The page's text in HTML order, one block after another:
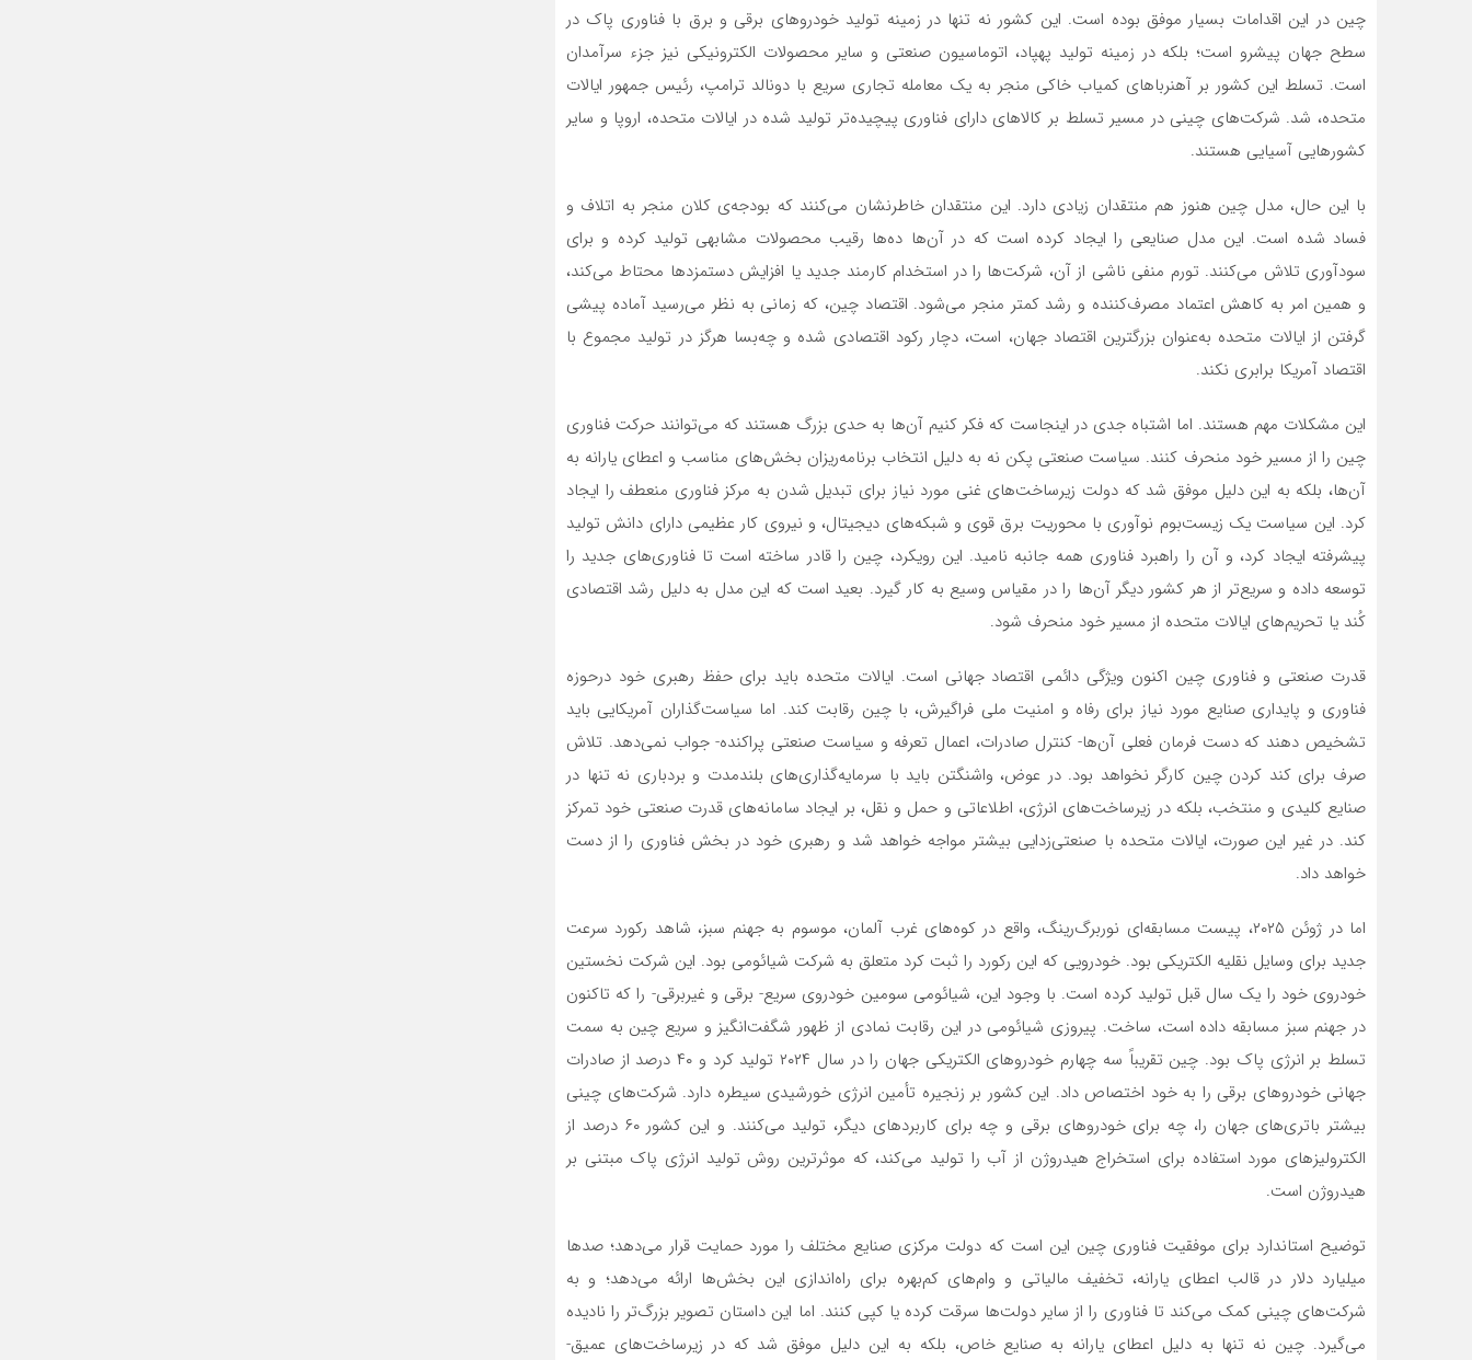
چین در این اقدامات بسیار موفق بوده است. این کشور نه تنها در زمینه تولید خودروهای برقی و برق با فناوری پاک در
سطح جهان پیشرو است؛ بلکه در زمینه تولید پهپاد، اتوماسیون صنعتی و سایر محصولات الکترونیکی نیز جزء سرآمدان
است. تسلط این کشور بر آهنرباهای کمیاب خاکی منجر به یک معامله تجاری سریع با دونالد ترامپ، رئیس جمهور ایالات
متحده، شد. شرکت‌های چینی در مسیر تسلط بر کالاهای دارای فناوری پیچیده‌تر تولید شده در ایالات متحده، اروپا و سایر
کشورهایی آسیایی هستند.
با این حال، مدل چین هنوز هم منتقدان زیادی دارد. این منتقدان خاطرنشان می‌کنند که بودجه‌ی کلان منجر به اتلاف و
فساد شده است. این مدل صنایعی را ایجاد کرده است که در آن‌ها ده‌ها رقیب محصولات مشابهی تولید کرده و برای
سودآوری تلاش می‌کنند. تورم منفی ناشی از آن، شرکت‌ها را در استخدام کارمند جدید یا افزایش دستمزدها محتاط می‌کند،
و همین امر به کاهش اعتماد مصرف‌کننده و رشد کمتر منجر می‌شود. اقتصاد چین، که زمانی به نظر می‌رسید آماده‌ پیشی
گرفتن از ایالات متحده به‌عنوان بزرگترین اقتصاد جهان، است، دچار رکود اقتصادی شده و چه‌بسا هرگز در تولید مجموع با
اقتصاد آمریکا برابری نکند.
این مشکلات مهم هستند. اما اشتباه جدی در اینجاست که فکر کنیم آن‌ها به حدی بزرگ هستند که می‌توانند حرکت فناوری
چین را از مسیر خود منحرف کنند. سیاست صنعتی پکن نه به دلیل انتخاب برنامه‌ریزان بخش‌های مناسب و اعطای یارانه به
آن‌ها، بلکه به این دلیل موفق شد که دولت زیرساخت‌های غنی مورد نیاز برای تبدیل شدن به مرکز فناوری منعطف را ایجاد
کرد. این سیاست یک زیست‌بوم نوآوری با محوریت برق قوی و شبکه‌های دیجیتال، و نیروی کار عظیمی دارای دانش تولید
پیشرفته ایجاد کرد، و آن را راهبرد فناوری همه جانبه نامید. این رویکرد، چین را قادر ساخته است تا فناوری‌های جدید را
توسعه داده و سریع‌تر از هر کشور دیگر آن‌ها را در مقیاس وسیع به کار گیرد. بعید است که این مدل به دلیل رشد اقتصادی
کُند یا تحریم‌های ایالات متحده از مسیر خود منحرف شود.
قدرت صنعتی و فناوری چین اکنون ویژگی دائمی اقتصاد جهانی است. ایالات متحده باید برای حفظ رهبری خود درحوزه
فناوری و پایداری صنایع مورد نیاز برای رفاه و امنیت ملی فراگیرش، با چین رقابت کند. اما سیاست‌گذاران آمریکایی باید
تشخیص دهند که دست فرمان فعلی آن‌ها- کنترل صادرات، اعمال تعرفه‌ و سیاست صنعتی پراکنده- جواب نمی‌دهد. تلاش
صرف برای کند کردن چین کارگر نخواهد بود. در عوض، واشنگتن باید با سرمایه‌گذاری‌های بلندمدت و بردباری نه تنها در
صنایع کلیدی و منتخب، بلکه در زیرساخت‌های انرژی، اطلاعاتی و حمل و نقل، بر ایجاد سامانه‌های قدرت صنعتی خود تمرکز
کند. در غیر این صورت، ایالات متحده با صنعتی‌زدایی بیشتر مواجه خواهد شد و رهبری خود در بخش فناوری را از دست
خواهد داد.
اما در ژوئن ۲۰۲۵، پیست مسابقه‌ای نوربرگ‌رینگ، واقع در کوه‌های غرب آلمان، موسوم به جهنم سبز، شاهد رکورد سرعت
جدید برای وسایل نقلیه الکتریکی بود. خودرویی که این رکورد را ثبت کرد متعلق به شرکت شیائومی بود. این شرکت نخستین
خودروی خود را یک سال قبل تولید کرده است. با وجود این، شیائومی سومین خودروی سریع- برقی و غیربرقی- را که تاکنون
در جهنم سبز مسابقه داده است، ساخت. پیروزی شیائومی در این رقابت نمادی از ظهور شگفت‌انگیز و سریع چین به سمت
تسلط بر انرژی پاک بود. چین تقریباً سه چهارم خودروهای الکتریکی جهان را در سال ۲۰۲۴ تولید کرد و ۴۰ درصد از صادرات
جهانی خودروهای برقی را به خود اختصاص داد. این کشور بر زنجیره تأمین انرژی خورشیدی سیطره دارد. شرکت‌های چینی
بیشتر باتری‌های جهان را، چه برای خودروهای برقی و چه برای کاربردهای دیگر، تولید می‌کنند. و این کشور ۶۰ درصد از
الکترولیزهای مورد استفاده برای استخراج هیدروژن از آب را تولید می‌کند، که موثرترین روش تولید انرژی پاک مبتنی بر
هیدروژن است.
توضیح استاندارد برای موفقیت فناوری چین این است که دولت مرکزی صنایع مختلف را مورد حمایت قرار می‌دهد؛ صدها
میلیارد دلار در قالب اعطای یارانه، تخفیف مالیاتی و وام‌های کم‌بهره برای راه‌اندازی این بخش‌ها ارائه می‌دهد؛ و به
شرکت‌های چینی کمک می‌کند تا فناوری را از سایر دولت‌ها سرقت کرده یا کپی کنند. اما این داستان تصویر بزرگ‌تر را نادیده
می‌گیرد. چین نه تنها به دلیل اعطای یارانه به صنایع خاص، بلکه به این دلیل موفق شد که در زیرساخت‌های عمیق-